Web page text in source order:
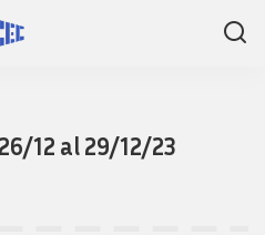
12 al 29/12/23